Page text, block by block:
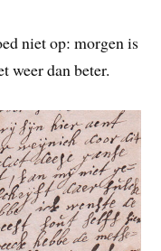
niet op: morgen is
weer dan beter.